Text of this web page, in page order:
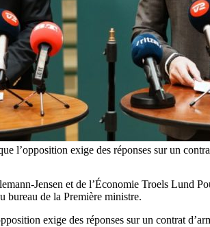
l’opposition exige des réponses sur un
Jensen et de l’Économie Troels Lund
bureau de la Première ministre.
exige des réponses sur un contrat